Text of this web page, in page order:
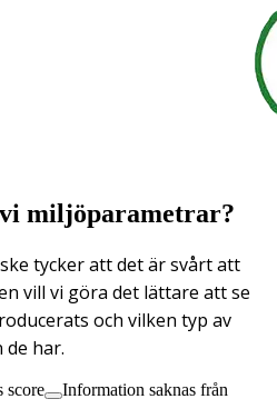
miljöparametrar?
tycker att det är svårt att
vill vi göra det lättare att se
och vilken typ av
har.
score
Information saknas från